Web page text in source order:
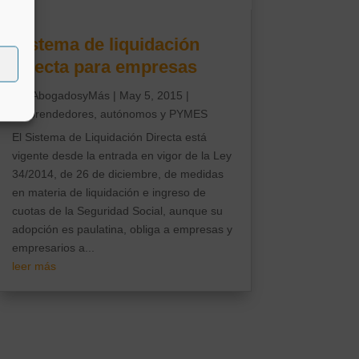
Sistema de liquidación
directa para empresas
AbogadosyMás | May 5, 2015 |
Emprendedores, autónomos y PYMES
El Sistema de Liquidación Directa está
vigente desde la entrada en vigor de la Ley
34/2014, de 26 de diciembre, de medidas
en materia de liquidación e ingreso de
cuotas de la Seguridad Social, aunque su
adopción es paulatina, obliga a empresas y
empresarios a...
leer más